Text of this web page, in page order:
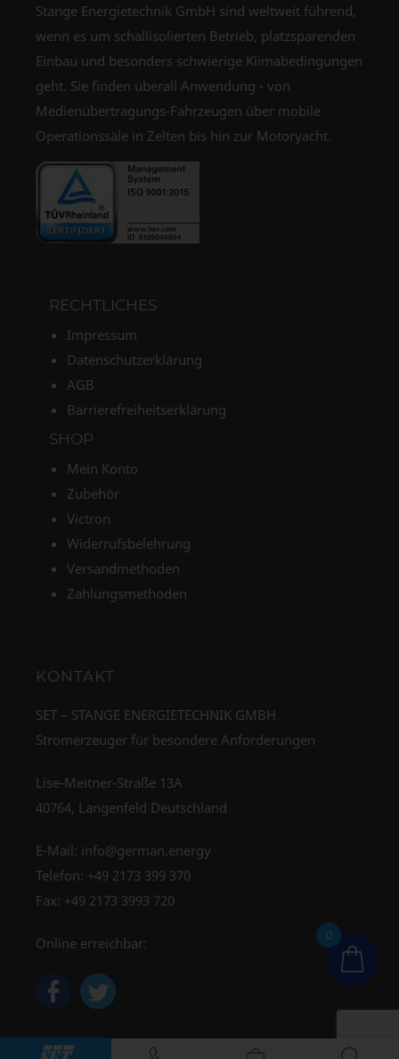
Stange Energietechnik GmbH sind weltweit führend,
wenn es um schallisolierten Betrieb, platzsparenden
Einbau und besonders schwierige Klimabedingungen
geht. Sie finden überall Anwendung - von
Medienübertragungs-Fahrzeugen über mobile
Operationssäle in Zelten bis hin zur Motoryacht.
RECHTLICHES
Impressum
Datenschutzerklärung
AGB
Barrierefreiheitserklärung
SHOP
Mein Konto
Zubehör
Victron
Widerrufsbelehrung
Versandmethoden
Zahlungsmethoden
KONTAKT
SET – STANGE ENERGIETECHNIK GMBH
Stromerzeuger für besondere Anforderungen
Lise-Meitner-Straße 13A
40764, Langenfeld Deutschland
E-Mail: info@german.energy
Telefon: +49 2173 399 370
Fax: +49 2173 3993 720
Online erreichbar: 0